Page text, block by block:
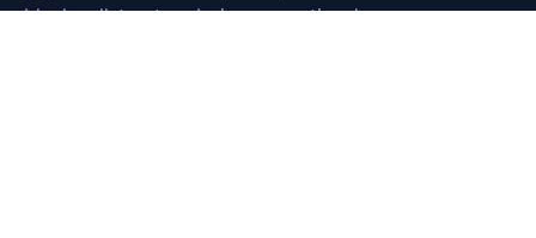
blackwallstreet.ruoboimos.ruoptim-doors.com.ru